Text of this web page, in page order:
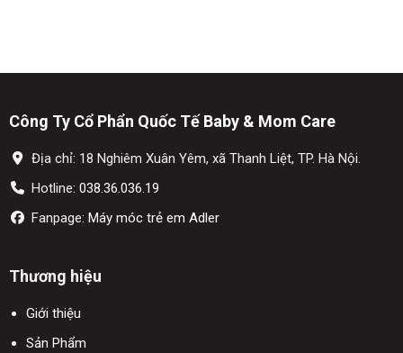
Công Ty Cổ Phẩn Quốc Tế Baby & Mom Care
Địa chỉ: 18 Nghiêm Xuân Yêm, xã Thanh Liệt, TP. Hà Nội.
Hotline: 038.36.036.19
Fanpage: Máy móc trẻ em Adler
Thương hiệu
Giới thiệu
Sản Phẩm